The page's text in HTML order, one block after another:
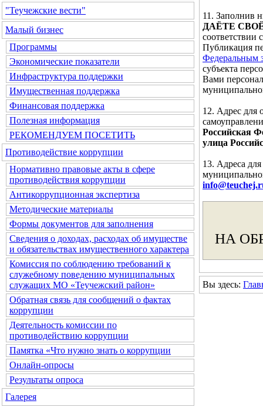
"Теучежские вести"
Малый бизнес
Программы
Экономические показатели
Инфраструктура поддержки
Имущественная поддержка
Финансовая поддержка
Полезная информация
РЕКОМЕНДУЕМ ПОСЕТИТЬ
Противодействие коррупции
Нормативно правовые акты в сфере
противодействия коррупции
Антикоррупционная экспертиза
Методические материалы
Формы документов для заполнения
Сведения о доходах, расходах об имуществе
и обязательствах имущественного характера
Комиссия по соблюдению требований к
служебному поведению муниципальных
служащих МО «Теучежский район»
Обратная связь для сообщений о фактах
коррупции
Деятельность комиссии по
противодействию коррупции
Памятка «Что нужно знать о коррупции
Онлайн-опросы
Результаты опроса
Галерея
11. Заполнив
ДАЁТЕ
соответствии
Публикация
Федеральным
субъекта
Вами
12. Адрес для
Российская
улица
13. Адреса
НА
Вы здесь: